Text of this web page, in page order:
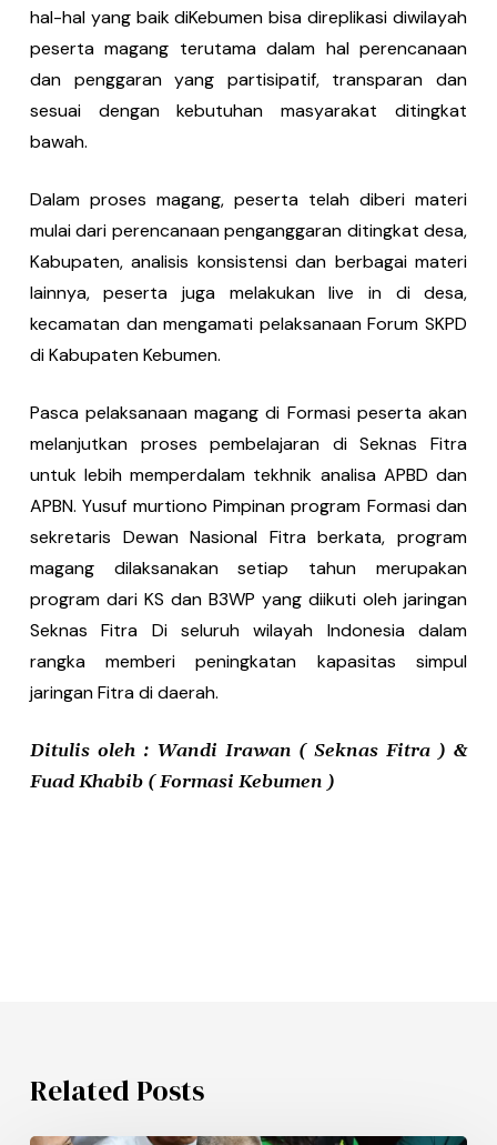
hal-hal yang baik diKebumen bisa direplikasi diwilayah
peserta magang terutama dalam hal perencanaan
dan penggaran yang partisipatif, transparan dan
sesuai dengan kebutuhan masyarakat ditingkat
bawah.
Dalam proses magang, peserta telah diberi materi
mulai dari perencanaan penganggaran ditingkat desa,
Kabupaten, analisis konsistensi dan berbagai materi
lainnya, peserta juga melakukan live in di desa,
kecamatan dan mengamati pelaksanaan Forum SKPD
di Kabupaten Kebumen.
Pasca pelaksanaan magang di Formasi peserta akan
melanjutkan proses pembelajaran di Seknas Fitra
untuk lebih memperdalam tekhnik analisa APBD dan
APBN. Yusuf murtiono Pimpinan program Formasi dan
sekretaris Dewan Nasional Fitra berkata, program
magang dilaksanakan setiap tahun merupakan
program dari KS dan B3WP yang diikuti oleh jaringan
Seknas Fitra Di seluruh wilayah Indonesia dalam
rangka memberi peningkatan kapasitas simpul
jaringan Fitra di daerah.
Ditulis oleh : Wandi Irawan ( Seknas Fitra ) &
Fuad Khabib ( Formasi Kebumen )
Related Posts